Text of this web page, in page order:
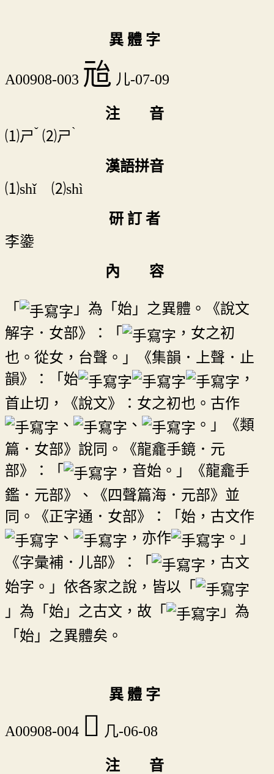
異 體 字
A00908-003 兘 儿-07-09
注 音
⑴ㄕˇ ⑵ㄕˋ
漢語拼音
⑴shǐ ⑵shì
研 訂 者
李鍌
內 容
「
」為「始」之異體。《說文
解字．女部》：「
，女之初
也。從女，台聲。」《集韻．上聲．止
韻》：「始
，
首止切，《說文》：女之初也。古作
、
、
。」《類
篇．女部》說同。《龍龕手鏡．元
部》：「
，音始。」《龍龕手
鑑．元部》、《四聲篇海．元部》並
同。《正字通．女部》：「始，古文作
、
，亦作
。」
《字彙補．儿部》：「
，古文
始字。」依各家之說，皆以「
」為「始」之古文，故「
」為
「始」之異體矣。
異 體 字
A00908-004 𠙉 几-06-08
注 音